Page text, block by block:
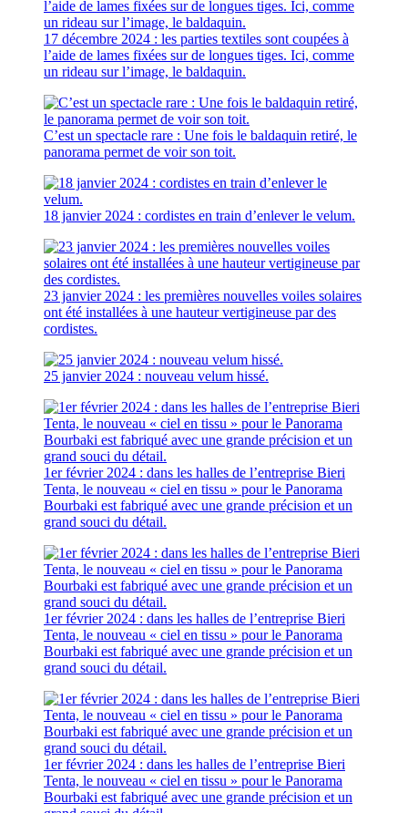
17 décembre 2024 : les parties textiles sont coupées à
l’aide de lames fixées sur de longues tiges. Ici, comme
un rideau sur l’image, le baldaquin.
C’est un spectacle rare : Une fois le baldaquin retiré, le
panorama permet de voir son toit.
18 janvier 2024 : cordistes en train d’enlever le velum.
23 janvier 2024 : les premières nouvelles voiles solaires
ont été installées à une hauteur vertigineuse par des
cordistes.
25 janvier 2024 : nouveau velum hissé.
1er février 2024 : dans les halles de l’entreprise Bieri
Tenta, le nouveau « ciel en tissu » pour le Panorama
Bourbaki est fabriqué avec une grande précision et un
grand souci du détail.
1er février 2024 : dans les halles de l’entreprise Bieri
Tenta, le nouveau « ciel en tissu » pour le Panorama
Bourbaki est fabriqué avec une grande précision et un
grand souci du détail.
1er février 2024 : dans les halles de l’entreprise Bieri
Tenta, le nouveau « ciel en tissu » pour le Panorama
Bourbaki est fabriqué avec une grande précision et un